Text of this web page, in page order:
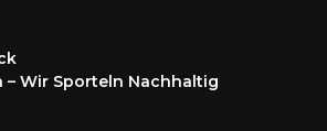
– Wir Sporteln Nachhaltig